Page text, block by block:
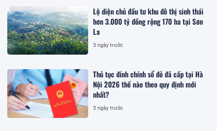
Lộ diện chủ đầu tư khu đô thị sinh thái
hơn 3.000 tỷ đồng rộng 170 ha tại Sơn
La
3 ngày trước
Thủ tục đính chính sổ đỏ đã cấp tại Hà
Nội 2026 thế nào theo quy định mới
nhất?
3 ngày trước